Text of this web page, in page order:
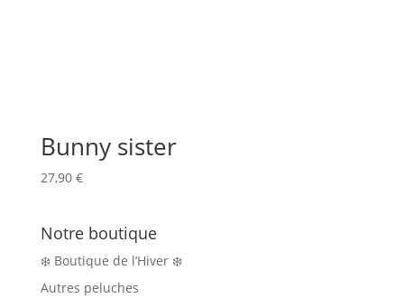
Bunny sister
27,90 €
Notre boutique
❄️ Boutique de l’Hiver ❄️
Autres peluches